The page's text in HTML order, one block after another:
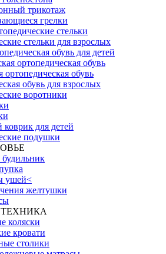
трикотаж
грелки
стельки
стельки для взрослых
обувь для детей
ортопедическая обувь
ортопедическая обувь
обувь для взрослых
воротники
для детей
подушки
ушей<
желтушки
коляски
кровати
столики